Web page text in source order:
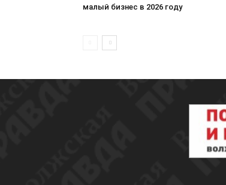
малый бизнес в 2026 году